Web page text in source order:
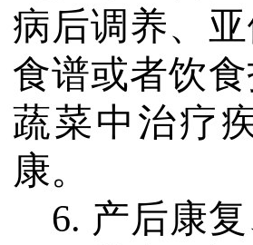
病后调养、
食谱或者饮
蔬菜中治疗
康。
6. 产后康